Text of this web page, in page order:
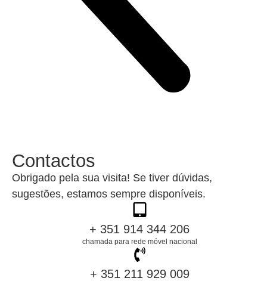
Contactos
Obrigado pela sua visita! Se tiver dúvidas,
sugestões, estamos sempre disponíveis.
+ 351 914 344 206
chamada para rede móvel nacional
+ 351 211 929 009